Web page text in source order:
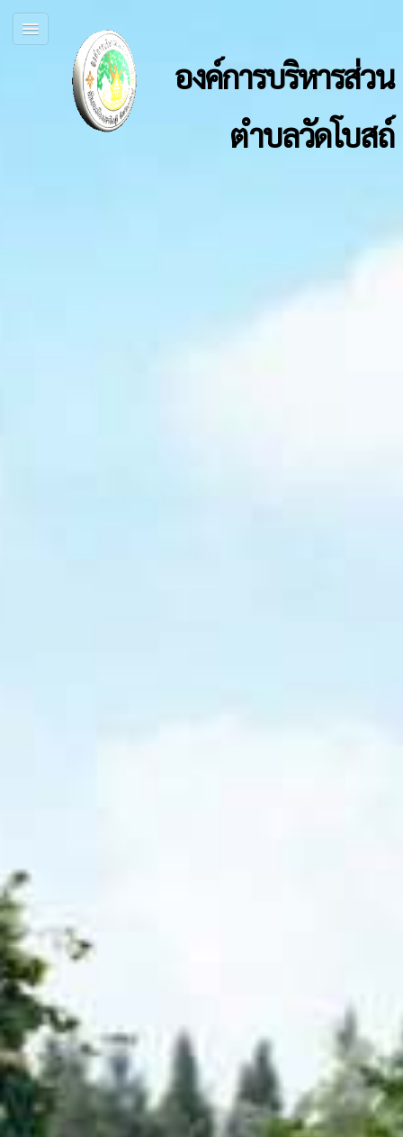
องค์การบริหารส่วน
ตำบลวัดโบสถ์